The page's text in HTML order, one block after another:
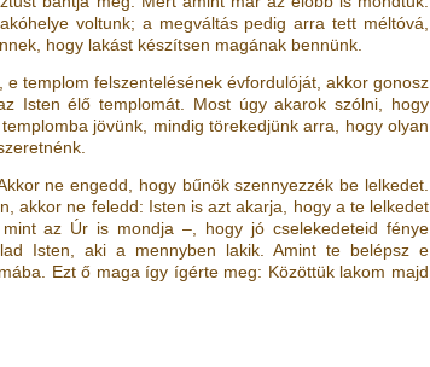
voltunk; a megváltás pedig arra tett méltóvá,
hogy lakást készítsen magának bennünk.
templom felszentelésének évfordulóját, akkor gonosz
Isten élő templomát. Most úgy akarok szólni, hogy
jövünk, mindig törekedjünk arra, hogy olyan
ne engedd, hogy bűnök szennyezzék be lelkedet.
akkor ne feledd: Isten is azt akarja, hogy a te lelkedet
az Úr is mondja –, hogy jó cselekedeteid fénye
Isten, aki a mennyben lakik. Amint te belépsz e
Ezt ő maga így ígérte meg: Közöttük lakom majd